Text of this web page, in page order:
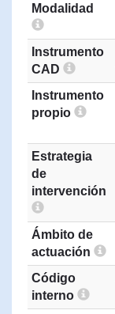
Modalidad
Instrumento
CAD
Instrumento
propio
Estrategia
de
intervención
Ámbito de
actuación
Código
interno